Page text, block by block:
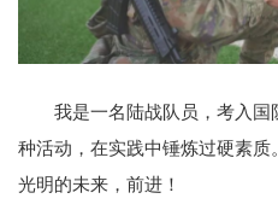
我是一名陆战队员，考入
种活动，在实践中锤炼过硬素
光明的未来，前进！